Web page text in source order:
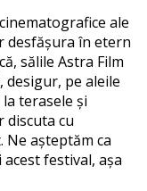
ale
desfăşura în etern
sălile Astra Film
desigur, pe aleile
terasele şi
discuta cu
Ne aşteptăm ca
festival, aşa